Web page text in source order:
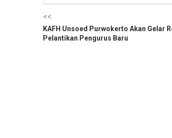
<<
KAFH Unsoed Purwokerto Akan Gelar
Pelantikan Pengurus Baru